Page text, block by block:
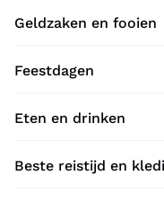
Geldzaken en fooien
Feestdagen
Eten en drinken
Beste reistijd en